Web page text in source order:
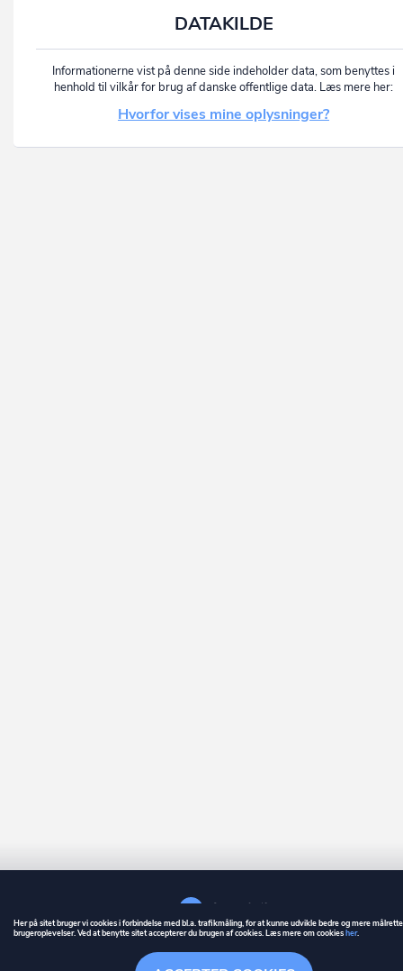
DATAKILDE
Informationerne vist på denne side indeholder data, som benyttes i
henhold til vilkår for brug af danske offentlige data. Læs mere her:
Hvorfor vises mine oplysninger?
GUIDE BETINGELSER
Her på sitet bruger vi cookies i forbindelse med bl.a. trafikmåling, for at kunne udvikle bedre og mere
brugeroplevelser. Ved at benytte sitet accepterer du brugen af cookies. Læs mere om cookiesher.